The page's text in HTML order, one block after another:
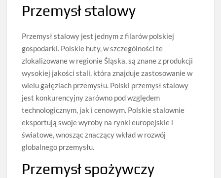
Przemysł stalowy
Przemysł stalowy jest jednym z filarów polskiej
gospodarki. Polskie huty, w szczególności te
zlokalizowane w regionie Śląska, są znane z produkcji
wysokiej jakości stali, która znajduje zastosowanie w
wielu gałęziach przemysłu. Polski przemysł stalowy
jest konkurencyjny zarówno pod względem
technologicznym, jak i cenowym. Polskie stalownie
eksportują swoje wyroby na rynki europejskie i
światowe, wnosząc znaczący wkład w rozwój
globalnego przemysłu.
Przemysł spożywczy